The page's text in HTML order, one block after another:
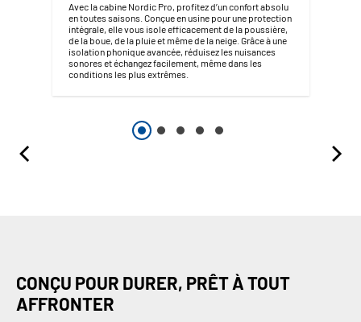
Avec la cabine Nordic Pro, profitez d’un confort absolu
en toutes saisons. Conçue en usine pour une protection
intégrale, elle vous isole efficacement de la poussière,
de la boue, de la pluie et même de la neige. Grâce à une
isolation phonique avancée, réduisez les nuisances
sonores et échangez facilement, même dans les
conditions les plus extrêmes.
CONÇU POUR DURER, PRÊT À TOUT
AFFRONTER